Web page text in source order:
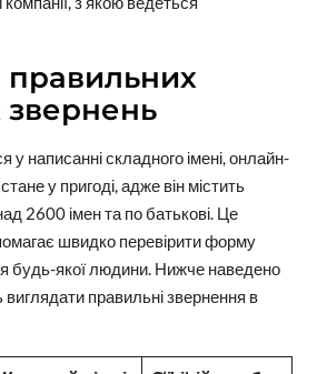
звернень
у написанні складного імені, онлайн-
у пригоді, адже він містить
2600 імен та по батькові. Це
швидко перевірити форму
будь-якої людини. Нижче наведено
виглядати правильні звернення в